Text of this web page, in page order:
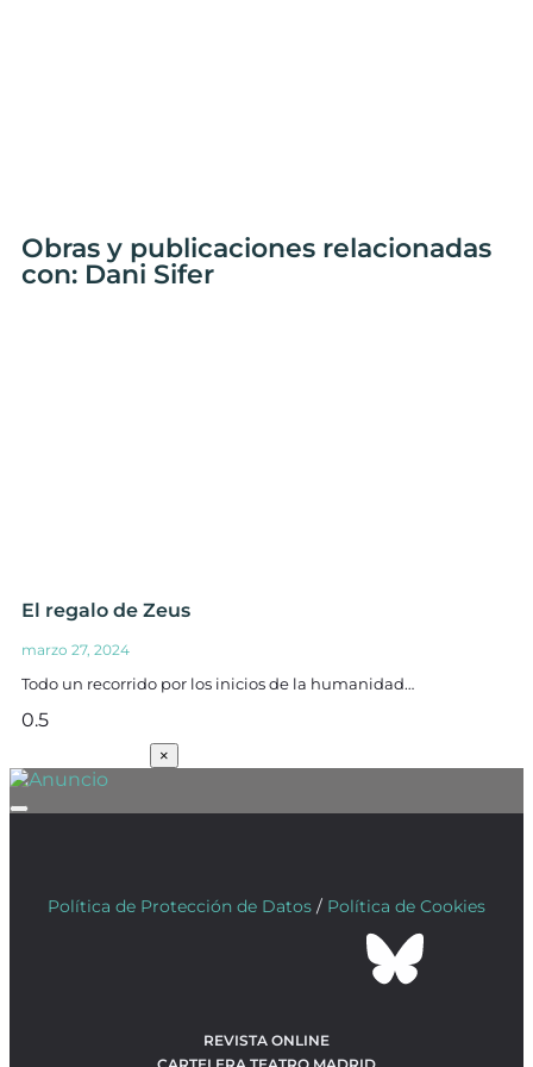
Obras y publicaciones relacionadas
con: Dani Sifer
El regalo de Zeus
marzo 27, 2024
Todo un recorrido por los inicios de la humanidad…
×
Política de Protección de Datos / Política de Cookies
REVISTA ONLINE